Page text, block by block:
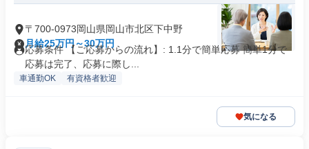
〒700-0973岡山県岡山市北区下中野
月給25万円～30万円
応募条件 【ご応募からの流れ】: 1.1分で簡単応募 簡単1分で
応募は完了、応募に際し...
車通勤OK 有資格者歓迎
気になる